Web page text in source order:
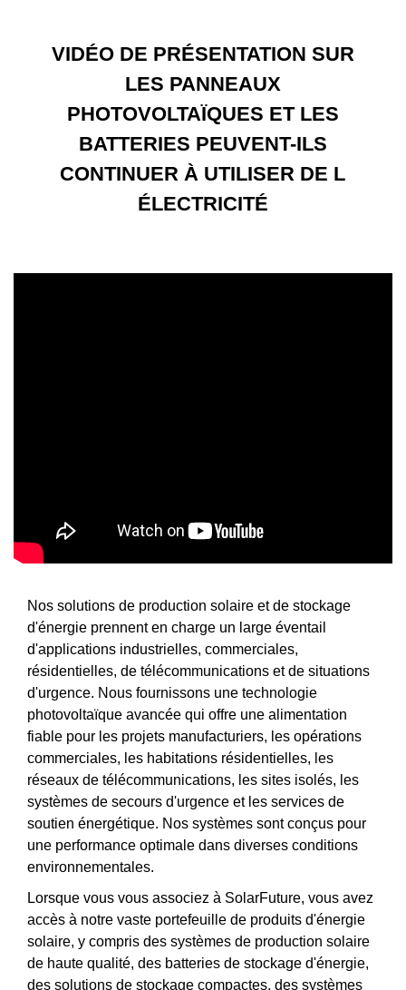
VIDÉO DE PRÉSENTATION SUR
LES PANNEAUX
PHOTOVOLTAÏQUES ET LES
BATTERIES PEUVENT-ILS
CONTINUER À UTILISER DE L
ÉLECTRICITÉ
Nos solutions de production solaire et de stockage
d'énergie prennent en charge un large éventail
d'applications industrielles, commerciales,
résidentielles, de télécommunications et de situations
d'urgence. Nous fournissons une technologie
photovoltaïque avancée qui offre une alimentation
fiable pour les projets manufacturiers, les opérations
commerciales, les habitations résidentielles, les
réseaux de télécommunications, les sites isolés, les
systèmes de secours d'urgence et les services de
soutien énergétique. Nos systèmes sont conçus pour
une performance optimale dans diverses conditions
environnementales.
Lorsque vous vous associez à SolarFuture, vous avez
accès à notre vaste portefeuille de produits d'énergie
solaire, y compris des systèmes de production solaire
de haute qualité, des batteries de stockage d'énergie,
des solutions de stockage compactes, des systèmes